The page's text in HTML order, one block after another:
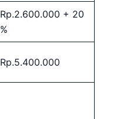
Rp.2.600.000 + 20
%
Rp.5.400.000